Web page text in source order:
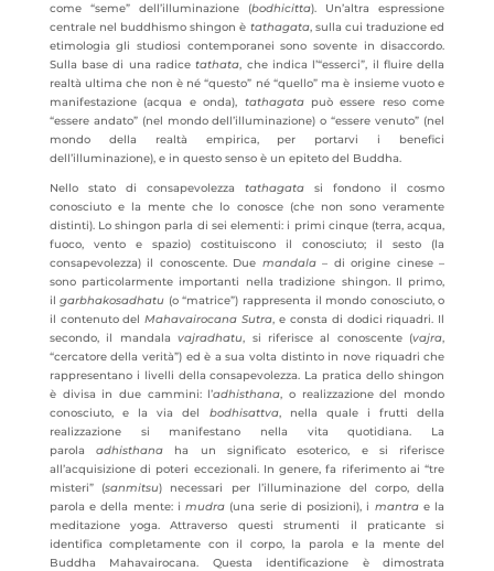
come “seme” dell’illuminazione (bodhicitta). Un’altra espressione
centrale nel buddhismo shingon è tathagata, sulla cui traduzione ed
etimologia gli studiosi contemporanei sono sovente in disaccordo.
Sulla base di una radicetathata, che indica l’“esserci”, il fluire della
realtà ultima che non è né “questo” né “quello” ma è insieme vuoto e
manifestazione (acqua e onda), tathagatapuò essere reso come
“essere andato” (nel mondo dell’illuminazione) o “essere venuto” (nel
mondo della realtà empirica, per portarvi i benefici
dell’illuminazione), e in questo senso è un epiteto del Buddha.
Nello stato di consapevolezza tathagata si fondono il cosmo
conosciuto e la mente che lo conosce (che non sono veramente
distinti). Lo shingon parla di sei elementi: i primi cinque (terra, acqua,
fuoco, vento e spazio) costituiscono il conosciuto; il sesto (la
consapevolezza) il conoscente. Due mandala– di origine cinese –
sono particolarmente importanti nella tradizione shingon. Il primo,
ilgarbhakosadhatu (o “matrice”) rappresenta il mondo conosciuto, o
il contenuto delMahavairocana Sutra, e consta di dodici riquadri. Il
secondo, il mandalavajradhatu, si riferisce al conoscente (vajra,
“cercatore della verità”) ed è a sua volta distinto in nove riquadri che
rappresentano i livelli della consapevolezza. La pratica dello shingon
è divisa in due cammini: l’adhisthana, o realizzazione del mondo
conosciuto, e la via del bodhisattva, nella quale i frutti della
realizzazione si manifestano nella vita quotidiana. La
parolaadhisthana ha un significato esoterico, e si riferisce
all’acquisizione di poteri eccezionali. In genere, fa riferimento ai “tre
misteri” (sanmitsu) necessari per l’illuminazione del corpo, della
parola e della mente: imudra (una serie di posizioni), i mantrae la
meditazione yoga. Attraverso questi strumenti il praticante si
identifica completamente con il corpo, la parola e la mente del
Buddha Mahavairocana. Questa identificazione è dimostrata